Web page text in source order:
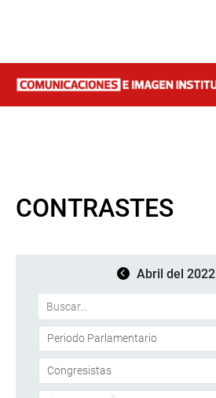
CONTRASTES
Abril del 2022